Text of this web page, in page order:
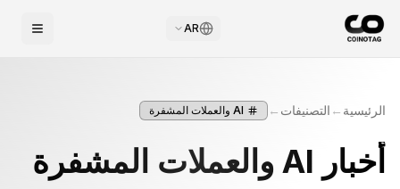
AR
الرئيسية ← التصنيفات ← AI والعملات المشفرة
أخبار AI والعملات المشفرة